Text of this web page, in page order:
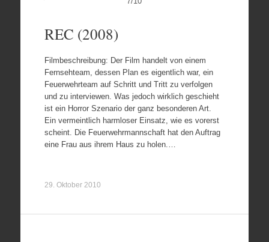
REC (2008)
Filmbeschreibung: Der Film handelt von einem
Fernsehteam, dessen Plan es eigentlich war, ein
Feuerwehrteam auf Schritt und Tritt zu verfolgen
und zu interviewen. Was jedoch wirklich geschieht
ist ein Horror Szenario der ganz besonderen Art.
Ein vermeintlich harmloser Einsatz, wie es vorerst
scheint. Die Feuerwehrmannschaft hat den Auftrag
eine Frau aus ihrem Haus zu holen.…
29. Oktober 2010